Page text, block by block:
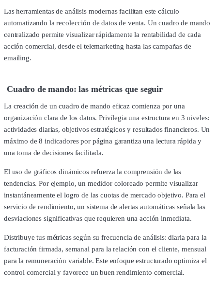
Las herramientas de análisis modernas facilitan este cálculo
automatizando la recolección de datos de venta. Un cuadro de mando
centralizado permite visualizar rápidamente la rentabilidad de cada
acción comercial, desde el telemarketing hasta las campañas de
emailing.
Cuadro de mando: las métricas que seguir
La creación de un cuadro de mando eficaz comienza por una
organización clara de los datos. Privilegia una estructura en 3 niveles:
actividades diarias, objetivos estratégicos y resultados financieros. Un
máximo de 8 indicadores por página garantiza una lectura rápida y
una toma de decisiones facilitada.
El uso de gráficos dinámicos refuerza la comprensión de las
tendencias. Por ejemplo, un medidor coloreado permite visualizar
instantáneamente el logro de las cuotas de mercado objetivo. Para el
servicio de rendimiento, un sistema de alertas automáticas señala las
desviaciones significativas que requieren una acción inmediata.
Distribuye tus métricas según su frecuencia de análisis: diaria para la
facturación firmada, semanal para la relación con el cliente, mensual
para la remuneración variable. Este enfoque estructurado optimiza el
control comercial y favorece un buen rendimiento comercial.